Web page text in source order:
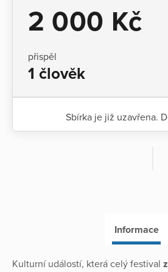
2 000 Kč
přispěl
1 člověk
Sbírka je již uzavřena.
Informace
Kulturní událostí, která celý festival